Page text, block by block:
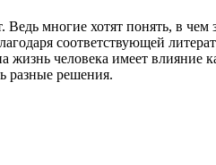
многие хотят понять, в чем
соответствующей
человека имеет влияние
разные решения.